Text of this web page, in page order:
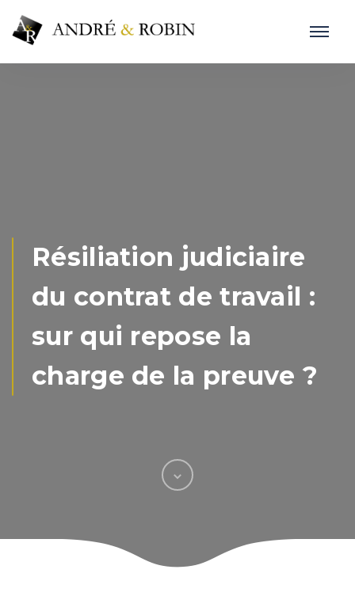
Résiliation judiciaire
du contrat de travail :
sur qui repose la
charge de la preuve ?